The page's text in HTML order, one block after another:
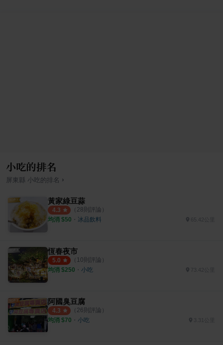
小吃的排名
屏東縣 小吃 的排名 ›
黃家綠豆蒜
4.3 （ 28則評論）
均消 $50 ・ 冰品飲料 65.42公里
恆春夜市
5.0 （ 10則評論）
均消 $250 ・ 小吃 73.42公里
阿國臭豆腐
4.3 （ 26則評論）
均消 $70 ・ 小吃